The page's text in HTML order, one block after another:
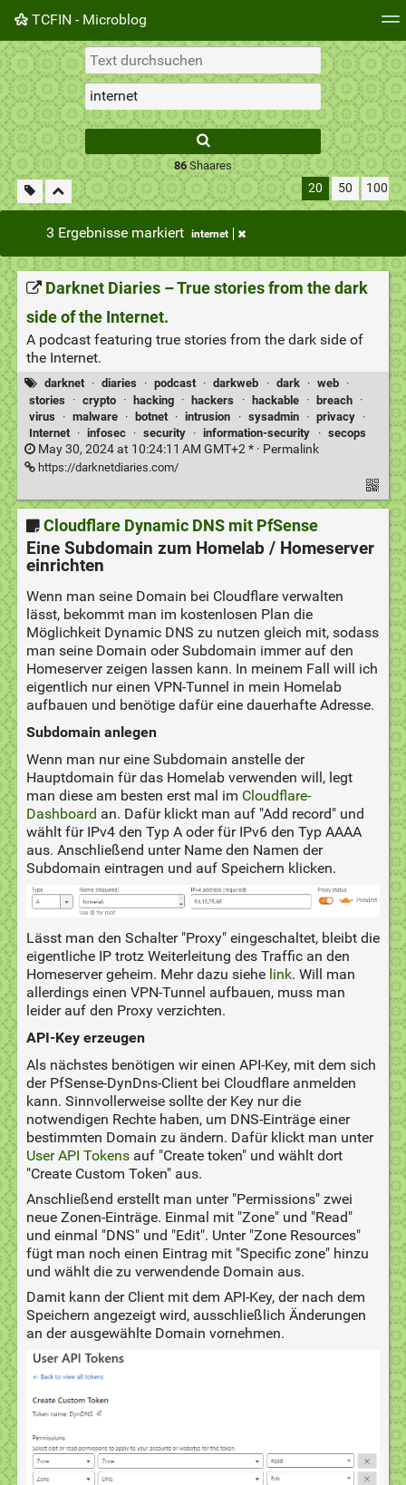
TCFIN - Microblog
Tag-Cloud Täglich RSS Feed Einloggen
86Shaares
20 50 100
3 Ergebnisse markiert internet
Darknet Diaries – True stories from the dark
side of the Internet.
A podcast featuring true stories from the dark side of
the Internet.
darknet · diaries · podcast · darkweb · dark · web
·
stories
· crypto · hacking · hackers · hackable · breach
·
virus
· malware · botnet · intrusion · sysadmin · privacy
·
Internet
· infosec · security · information-security · secops
May 30, 2024 at 10:24:11 AM GMT+2 * · Permalink
https://darknetdiaries.com/
Cloudflare Dynamic DNS mit PfSense
Eine Subdomain zum Homelab / Homeserver
einrichten
Wenn man seine Domain bei Cloudflare verwalten
lässt, bekommt man im kostenlosen Plan die
Möglichkeit Dynamic DNS zu nutzen gleich mit, sodass
man seine Domain oder Subdomain immer auf den
Homeserver zeigen lassen kann. In meinem Fall will ich
eigentlich nur einen VPN-Tunnel in mein Homelab
aufbauen und benötige dafür eine dauerhafte Adresse.
Subdomain anlegen
Wenn man nur eine Subdomain anstelle der
Hauptdomain für das Homelab verwenden will, legt
man diese am besten erst mal im Cloudflare-
Dashboard an. Dafür klickt man auf "Add record" und
wählt für IPv4 den Typ A oder für IPv6 den Typ AAAA
aus. Anschließend unter Name den Namen der
Subdomain eintragen und auf Speichern klicken.
Lässt man den Schalter "Proxy" eingeschaltet, bleibt die
eigentliche IP trotz Weiterleitung des Traffic an den
Homeserver geheim. Mehr dazu siehe link. Will man
allerdings einen VPN-Tunnel aufbauen, muss man
leider auf den Proxy verzichten.
API-Key erzeugen
Als nächstes benötigen wir einen API-Key, mit dem sich
der PfSense-DynDns-Client bei Cloudflare anmelden
kann. Sinnvollerweise sollte der Key nur die
notwendigen Rechte haben, um DNS-Einträge einer
bestimmten Domain zu ändern. Dafür klickt man unter
User API Tokensauf "Create token" und wählt dort
"Create Custom Token" aus.
Anschließend erstellt man unter "Permissions" zwei
neue Zonen-Einträge. Einmal mit "Zone" und "Read"
und einmal "DNS" und "Edit". Unter "Zone Resources"
fügt man noch einen Eintrag mit "Specific zone" hinzu
und wählt die zu verwendende Domain aus.
Damit kann der Client mit dem API-Key, der nach dem
Speichern angezeigt wird, ausschließlich Änderungen
an der ausgewählte Domain vornehmen.